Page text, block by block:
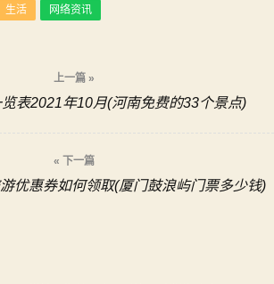
生活 网络资讯
上一篇 »
表2021年10月(河南免费的33个景点)
« 下一篇
优惠券如何领取(厦门鼓浪屿门票多少钱)